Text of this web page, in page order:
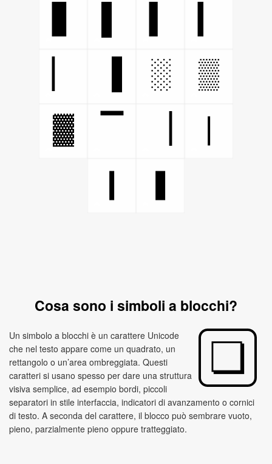
░
▒
▓
Cosa sono i simboli a blocchi?
Un simbolo a blocchi è un carattere Unicode
che nel testo appare come un quadrato, un
rettangolo o un’area ombreggiata. Questi
caratteri si usano spesso per dare una struttura
visiva semplice, ad esempio bordi, piccoli
separatori in stile interfaccia, indicatori di avanzamento o cornici
di testo. A seconda del carattere, il blocco può sembrare vuoto,
pieno, parzialmente pieno oppure tratteggiato.